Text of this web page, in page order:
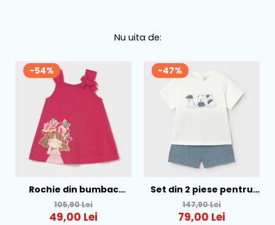
Nu uita de:
-54%
Rochie din bumbac
pentru fete Mayoral,
Rosu - 1930-069
105,90 Lei
49,00 Lei
-47%
Set din 2 piese pentru
baieti Mayoral, Alb-
Albastru - 1665-31
147,90 Lei
79,00 Lei